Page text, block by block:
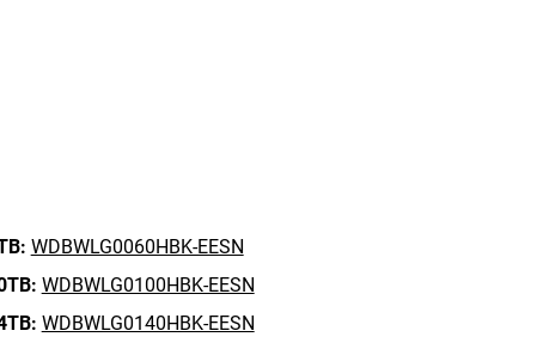
WDBWLG0060HBK-EESN
WDBWLG0100HBK-EESN
WDBWLG0140HBK-EESN